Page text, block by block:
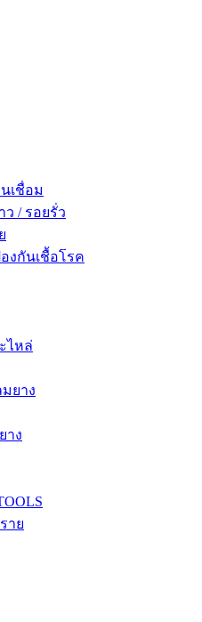
เชื่อม
ว / รอยรั่ว
งกันเชื้อโรค
ไหล่
ยาง
าง
าย